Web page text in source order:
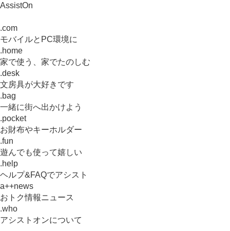
AssistOn
.com
モバイルとPC環境に
.home
家で使う、家でたのしむ
.desk
文房具が大好きです
.bag
一緒に街へ出かけよう
.pocket
お財布やキーホルダー
.fun
遊んでも使って嬉しい
.help
ヘルプ&FAQでアシスト
a++news
おトク情報ニュース
.who
アシストオンについて